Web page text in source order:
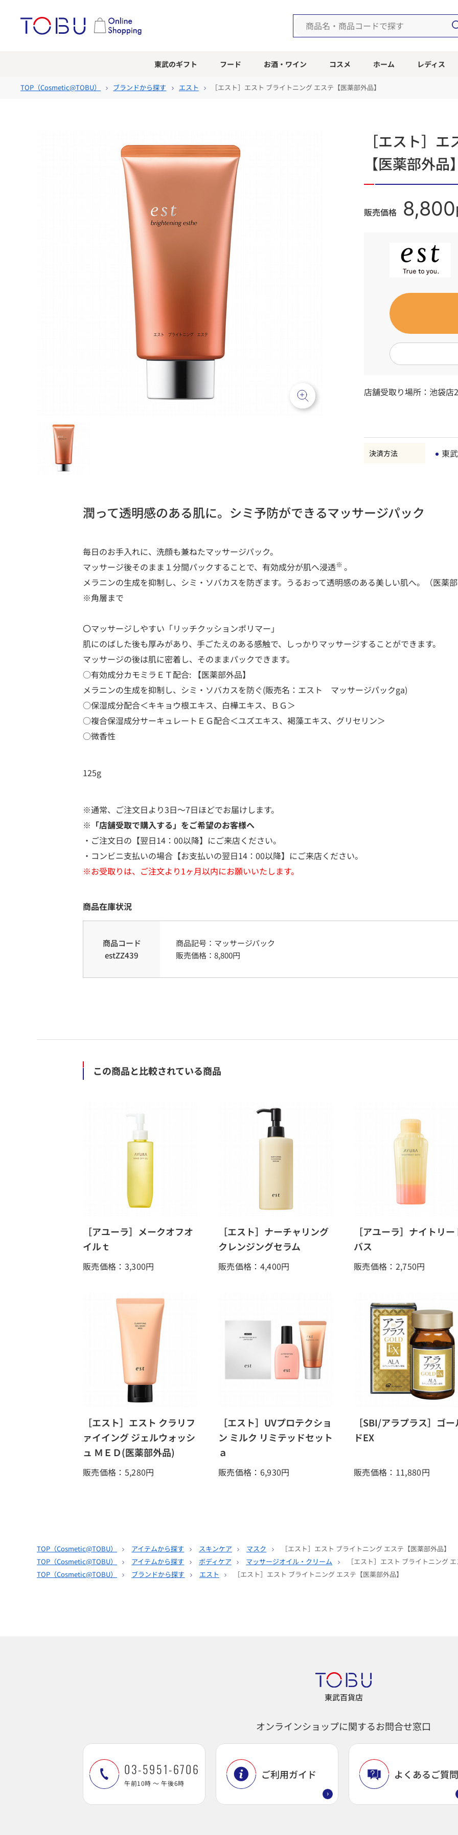
東武のギフト フード お酒・ワイン コスメ ホーム レディス
TOP（Cosmetic@TOBU） ブランドから探す エスト ［エスト］エスト ブライトニング エステ【医薬部外品】
［エスト］
【医薬部外品
販売価格 8,800
店舗受取り場所： 池袋店
決済方法 東
潤って透明感のある肌に。シミ予防ができるマッサージパック
毎日のお手入れに、洗顔も兼ねたマッサージパック。
マッサージ後そのまま１分間パックすることで、有効成分が肌へ浸透※ 。
メラニンの生成を抑制し、シミ・ソバカスを防ぎます。うるおって透明感のある美しい肌へ。（医薬
※角層まで
〇マッサージしやすい「リッチクッションポリマー」
肌にのばした後も厚みがあり、手ごたえのある感触で、しっかりマッサージすることができます。
マッサージの後は肌に密着し、そのままパックできます。
○有効成分カモミラＥＴ配合: 【医薬部外品】
メラニンの生成を抑制し、シミ・ソバカスを防ぐ(販売名：エスト マッサージパックga)
○保湿成分配合＜キキョウ根エキス、白樺エキス、ＢＧ＞
○複合保湿成分サーキュレートＥＧ配合＜ユズエキス、褐藻エキス、グリセリン＞
○微香性
125g
※通常、ご注文日より3日～7日ほどでお届けします。
※「店舗受取で購入する」をご希望のお客様へ
・ご注文日の【翌日14：00以降】にご来店ください。
・コンビニ支払いの場合【お支払いの翌日14：00以降】にご来店ください。
※お受取りは、ご注文より1ヶ月以内にお願いいたします。
商品在庫状況
商品コード
estZZ439
商品記号： マッサージパック
販売価格： 8,800円
この商品と比較されている商品
［アユーラ］メークオフオ
イルｔ
販売価格：3,300円
［エスト］ナーチャリング
クレンジングセラム
販売価格：4,400円
［アユーラ］ナイトリー
バス
販売価格：2,750円
［エスト］エスト クラリフ
ァイイング ジェルウォッシ
ュ ＭＥＤ(医薬部外品)
販売価格：5,280円
［エスト］UVプロテクショ
ン ミルク リミテッドセット
ａ
販売価格：6,930円
［SBI/アラプラス］ゴー
ドEX
販売価格：11,880円
TOP（Cosmetic@TOBU） アイテムから探す スキンケア マスク
［エスト］エスト ブライトニング エステ【医薬部外品】
TOP（Cosmetic@TOBU） アイテムから探す ボディケア マッサージオイル・クリーム
［エスト］エスト ブライトニング
TOP（Cosmetic@TOBU） ブランドから探す エスト ［エスト］エスト ブライトニング エステ【医薬部外品】
東武百貨店
オンラインショップに関するお問合せ窓口
03-5951-6706
午前10時 ～ 午後6時
ご利用ガイド よくあるご質問